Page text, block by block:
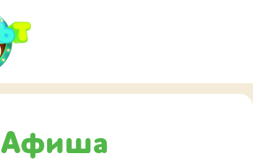
Афиша